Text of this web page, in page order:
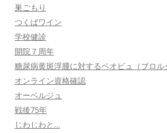
巣ごもり
つくばワイン
学校健診
開院７周年
糖尿病黄斑浮腫に対するベオビュ（ブロル
オンライン資格確認
オーベルジュ
戦後75年
じわじわと…